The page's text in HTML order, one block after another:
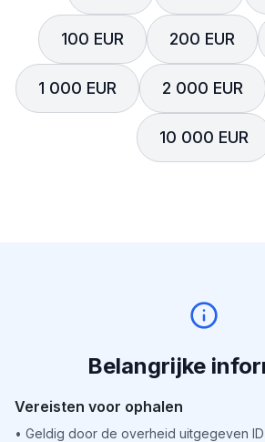
100 EUR 200 EUR
1 000 EUR 2 000 EUR
10 000 EUR
Belangrijke
Vereisten voor ophalen
• Geldig door de overheid uitgegeven ID